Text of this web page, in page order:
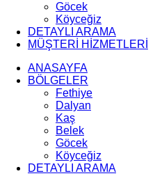
Göcek
Köyceğiz
DETAYLI ARAMA
MÜŞTERİ HİZMETLERİ
ANASAYFA
BÖLGELER
Fethiye
Dalyan
Kaş
Belek
Göcek
Köyceğiz
DETAYLI ARAMA